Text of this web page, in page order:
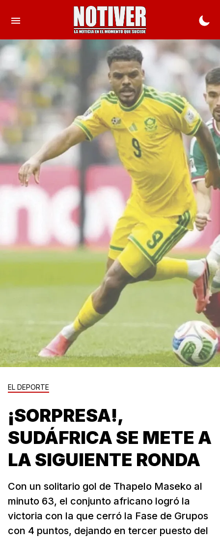
EL DEPORTE
¡SORPRESA!,
SUDÁFRICA SE METE A
LA SIGUIENTE RONDA
Con un solitario gol de Thapelo Maseko al
minuto 63, el conjunto africano logró la
victoria con la que cerró la Fase de Grupos
con 4 puntos, dejando en tercer puesto del